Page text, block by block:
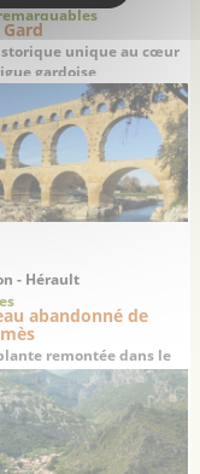
unique au cœur
gardoise
- Hérault
abandonné de
remontée dans le